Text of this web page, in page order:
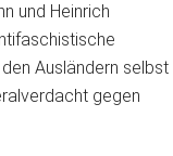
und Heinrich
Ausländern selbst
gegen